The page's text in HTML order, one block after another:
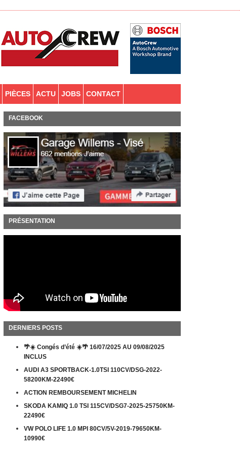
PIÈCES ACTU JOBS CONTACT
FACEBOOK
PRÉSENTATION
DERNIERS POSTS
🌴☀️ Congés d’été ☀️🌴 16/07/2025 AU 09/08/2025
INCLUS
AUDI A3 SPORTBACK-1.0TSI 110CV/DSG-2022-
58200KM-22490€
ACTION REMBOURSEMENT MICHELIN
SKODA KAMIQ 1.0 TSI 115CV/DSG7-2025-25750KM-
22490€
VW POLO LIFE 1.0 MPI 80CV/5V-2019-79650KM-
10990€